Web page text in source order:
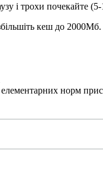
і трохи почекайте
кеш до
норм